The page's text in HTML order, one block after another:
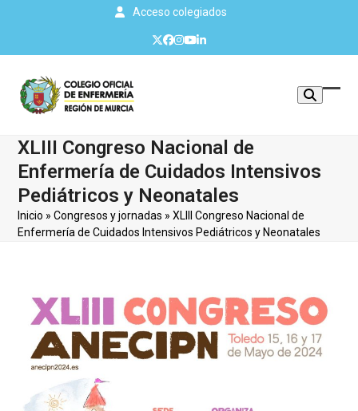
Acceso colegiados
Twitter
Facebook
Instagram
YouTube
LinkedIn
XLIII Congreso Nacional de
Enfermería de Cuidados Intensivos
Pediátricos y Neonatales
Inicio »Congresos y jornadas »XLIII Congreso Nacional de
Enfermería de Cuidados Intensivos Pediátricos y Neonatales